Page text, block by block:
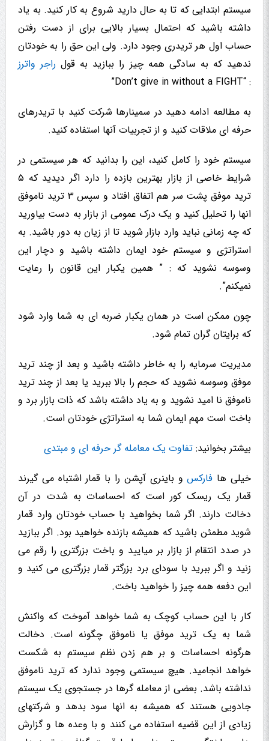
سیستم ابتدایی که تا به حال دارید شروع به کار کنید. به یاد
داشته باشید که احتمال بسیار بالایی برای از دست رفتن
حساب اول هر تریدری وجود دارد. ولی این حق را به خودتان
ندهید که به سادگی همه چیز را ببازید به قول راجر واترز
: “Don’t give in without a FIGHT”
به مطالعه ادامه دهید در سمینارها شرکت کنید با تریدرهای
حرفه ای ملاقات کنید و از تجربیات آنها استفاده کنید.
سیستم خود را کامل کنید، این را بدانید که هر سیستمی در
شرایط خاصی از بازار بهترین بازده را دارد اگر دیدید که ۵
ترید موفق پشت سر هم اتفاق افتاد و سپس ۳ ترید ناموفق
انها را تحلیل کنید و یک درک عمومی از بازار به دست بیاورید
که چه زمانی نباید وارد بازار شوید تا از زیان به دور باشید. به
استراتژی و سیستم خود ایمان داشته باشید و دچار این
وسوسه نشوید که : ” همین یکبار این قانون را رعایت
نمیکنم”.
چون ممکن است در همان یکبار ضربه ای به شما وارد شود
که برایتان گران تمام شود.
مدیریت سرمایه را به خاطر داشته باشید و بعد از چند ترید
موفق وسوسه نشوید که حجم را بالا ببرید یا بعد از چند ترید
ناموفق نا امید نشوید و به یاد داشته باشد که ذات بازار برد و
باخت است مهم ایمان شما به استراتژی خودتان است.
بیشتر بخوانید: تفاوت یک معامله گر حرفه ای و مبتدی
خیلی ها فارکسو باینری آپشن را با قمار اشتباه می گیرند
قمار یک ریسک کور است که احساسات به شدت در آن
دخالت دارند. اگر شما بخواهید با حساب خودتان وارد قمار
شوید مطمئن باشید که همیشه بازنده خواهید بود. اگر ببازید
در صدد انتقام از بازار بر میایید و باخت بزرگتری را رقم می
زنید و اگر ببرید با سودای برد بزرگتر قمار بزرگتری می کنید و
این دفعه همه چیز را خواهید باخت.
کار با این حساب کوچک به شما خواهد آموخت که واکنش
شما به یک ترید موفق یا ناموفق چگونه است. دخالت
هرگونه احساسات و بر هم زدن نظم سیستم به شکست
خواهد انجامید. هیچ سیستمی وجود ندارد که ترید ناموفق
نداشته باشد. بعضی از معامله گرها در جستجوی یک سیستم
جادویی هستند که همیشه به انها سود بدهد و شرکتهای
زیادی از این قضیه استفاده می کنند و با وعده ها و گزارش